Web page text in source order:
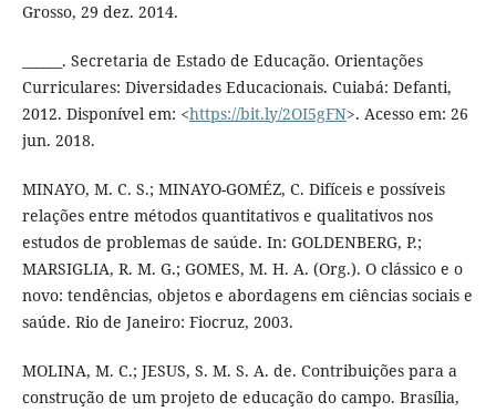
Grosso, 29 dez. 2014.
______. Secretaria de Estado de Educação. Orientações
Curriculares: Diversidades Educacionais. Cuiabá: Defanti,
2012. Disponível em: <https://bit.ly/2OI5gFN>. Acesso em: 26
jun. 2018.
MINAYO, M. C. S.; MINAYO-GOMÉZ, C. Difíceis e possíveis
relações entre métodos quantitativos e qualitativos nos
estudos de problemas de saúde. In: GOLDENBERG, P.;
MARSIGLIA, R. M. G.; GOMES, M. H. A. (Org.). O clássico e o
novo: tendências, objetos e abordagens em ciências sociais e
saúde. Rio de Janeiro: Fiocruz, 2003.
MOLINA, M. C.; JESUS, S. M. S. A. de. Contribuições para a
construção de um projeto de educação do campo. Brasília,